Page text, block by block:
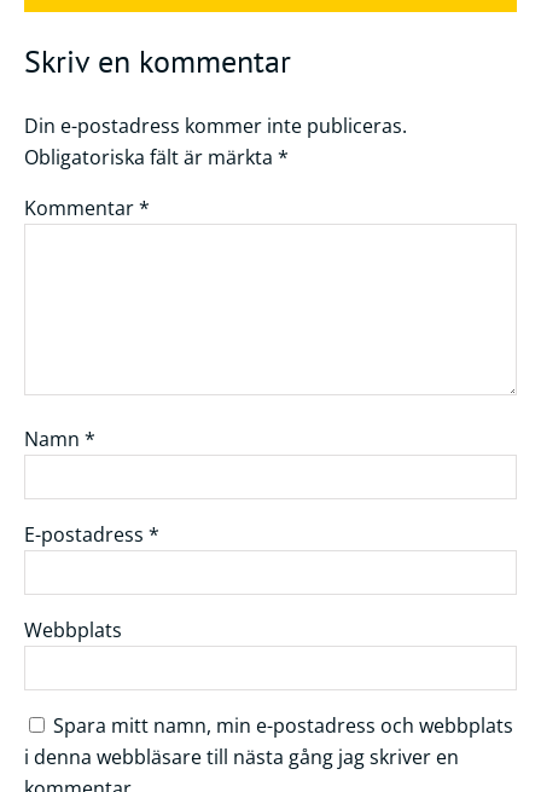
Skriv en kommentar
Din e-postadress kommer inte publiceras.
Obligatoriska fält är märkta *
Kommentar*
Namn *
E-postadress *
Webbplats
Spara mitt namn, min e-postadress och webbplats
i denna webbläsare till nästa gång jag skriver en